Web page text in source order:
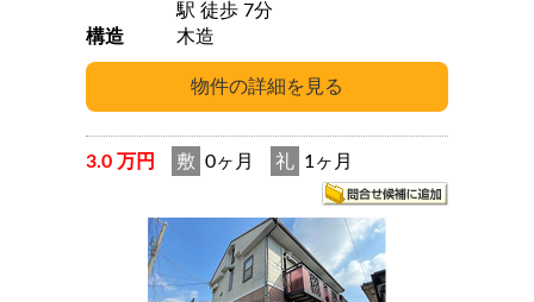
駅 徒歩 7分
構造
木造
3.0 万円 敷 0ヶ月 礼 1ヶ月